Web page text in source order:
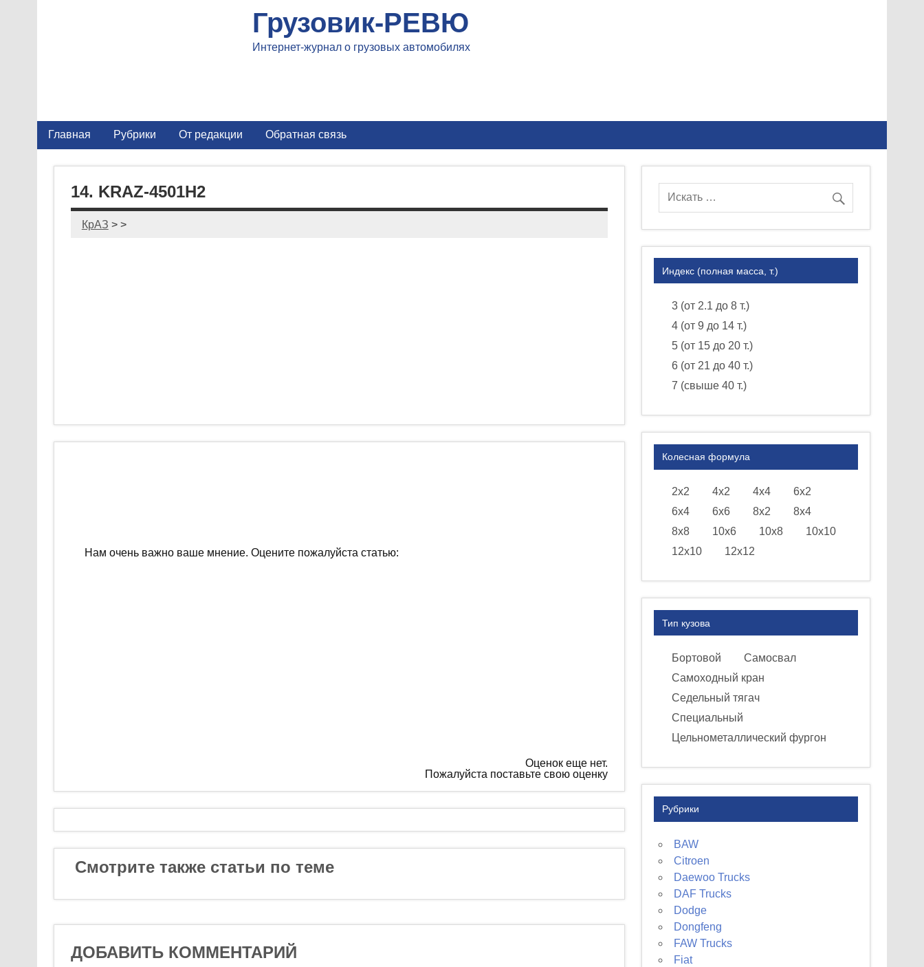
Грузовик-РЕВЮ
Интернет-журнал о грузовых автомобилях
Главная Рубрики От редакции Обратная связь
14. KRAZ-4501H2
КрАЗ > >
Нам очень важно ваше мнение. Оцените пожалуйста статью:
Оценок еще нет.
Пожалуйста поставьте свою оценку
Смотрите также статьи по теме
ДОБАВИТЬ КОММЕНТАРИЙ
Индекс (полная масса, т.)
3 (от 2.1 до 8 т.)
4 (от 9 до 14 т.)
5 (от 15 до 20 т.)
6 (от 21 до 40 т.)
7 (свыше 40 т.)
Колесная формула
2х2 4х2 4х4
6х2
6х4
6х6 8х2
8х4
8х8
10х6 10х8
10х10
12х10
12х12
Тип кузова
Бортовой
Самосвал
Самоходный кран
Седельный тягач
Специальный
Цельнометаллический фургон
Рубрики
BAW
Citroen
Daewoo Trucks
DAF Trucks
Dodge
Dongfeng
FAW Trucks
Fiat